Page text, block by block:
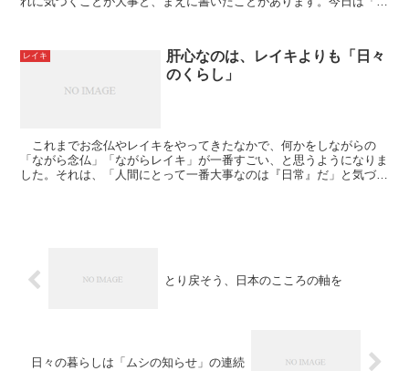
レイキ
肝心なのは、レイキよりも「日々
のくらし」
これまでお念仏やレイキをやってきたなかで、何かをしながらの
「ながら念仏」「ながらレイキ」が一番すごい、と思うようになりま
した。それは、「人間にとって一番大事なのは『日常』だ」と気づい
とり戻そう、日本のこころの軸を
日々の暮らしは「ムシの知らせ」の連続